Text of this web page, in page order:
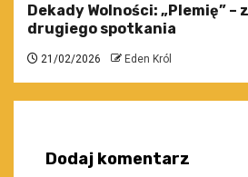
Dekady Wolności: „Plemię” –
drugiego spotkania
21/02/2026 Eden Król
Dodaj komentarz